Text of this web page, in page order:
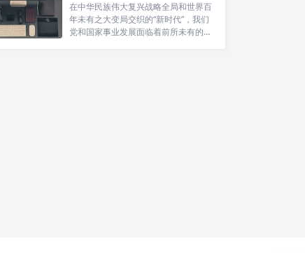
在中华民族伟大复兴战略全局和世界百
年未有之大变局交织的“新时代”，我们
党和国家事业发展面临着前所未有的机